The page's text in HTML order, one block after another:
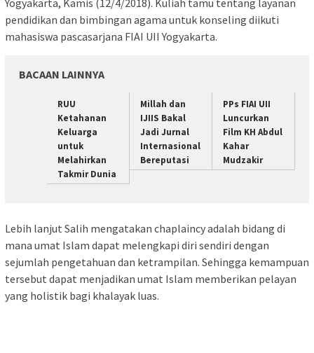
Yogyakarta, Kamis (12/4/2018). Kuliah tamu tentang layanan
pendidikan dan bimbingan agama untuk konseling diikuti
mahasiswa pascasarjana FIAI UII Yogyakarta.
BACAAN LAINNYA
RUU
Ketahanan
Keluarga
untuk
Melahirkan
Takmir Dunia
Millah dan
IJIIS Bakal
Jadi Jurnal
Internasional
Bereputasi
PPs FIAI UII
Luncurkan
Film KH Abdul
Kahar
Mudzakir
Lebih lanjut Salih mengatakan chaplaincy adalah bidang di
mana umat Islam dapat melengkapi diri sendiri dengan
sejumlah pengetahuan dan ketrampilan. Sehingga kemampuan
tersebut dapat menjadikan umat Islam memberikan pelayan
yang holistik bagi khalayak luas.